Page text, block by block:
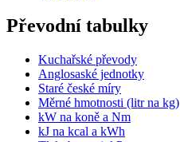
Převodní tabulky
Kuchařské převody
Anglosaské jednotky
Staré české míry
Měrné hmotnosti (litr na kg)
kW na koně a Nm
kJ na kcal a kWh